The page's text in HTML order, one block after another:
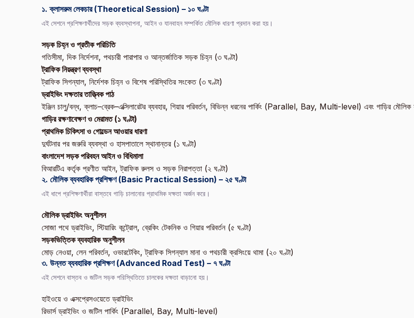
১. ক্লাসরুম লেকচার (Theoretical Session) – ১০ ঘণ্টা
এই সেশনে প্রশিক্ষণার্থীদের সড়ক ব্যবস্থাপনা, আইন ও যানবাহন সম্পর্কিত মৌলিক ধারণা প্রদান করা হয়।
সড়ক চিহ্ন ও প্রতীক পরিচিতি
গতিসীমা, দিক নির্দেশনা, পথচারী পারাপার ও আন্তর্জাতিক সড়ক চিহ্ন (৩ ঘণ্টা)
ট্রাফিক নিয়ন্ত্রণ ব্যবস্থা
ট্রাফিক সিগন্যাল, নির্দেশক চিহ্ন ও বিশেষ পরিস্থিতির সংকেত (৩ ঘণ্টা)
ড্রাইভিং দক্ষতার তাত্ত্বিক পাঠ
ইঞ্জিন চালু/বন্ধ, ক্লাচ–ব্রেক–এক্সিলারেটর ব্যবহার, গিয়ার পরিবর্তন, বিভিন্ন ধরনের পার্কিং (Parallel, Bay, Multi-level) এবং গাড়ির মৌলিক
গাড়ির রক্ষণাবেক্ষণ ও মেরামত (১ ঘণ্টা)
প্রাথমিক চিকিৎসা ও গোল্ডেন আওয়ার ধারণা
দুর্ঘটনার পর জরুরি ব্যবস্থা ও হাসপাতালে স্থানান্তর (১ ঘণ্টা)
বাংলাদেশ সড়ক পরিবহন আইন ও বিধিমালা
বিআরটিএ কর্তৃক প্রণীত আইন, ট্রাফিক রুলস ও সড়ক নিরাপত্তা (২ ঘণ্টা)
২. মৌলিক ব্যবহারিক প্রশিক্ষণ (Basic Practical Session) – ২৫ ঘণ্টা
এই ধাপে প্রশিক্ষণার্থীরা বাস্তবে গাড়ি চালানোর প্রাথমিক দক্ষতা অর্জন করে।
মৌলিক ড্রাইভিং অনুশীলন
সোজা পথে ড্রাইভিং, স্টিয়ারিং কন্ট্রোল, ব্রেকিং টেকনিক ও গিয়ার পরিবর্তন (৫ ঘণ্টা)
সড়কভিত্তিক ব্যবহারিক অনুশীলন
মোড় নেওয়া, লেন পরিবর্তন, ওভারটেকিং, ট্রাফিক সিগন্যাল মানা ও পথচারী ক্রসিংয়ে থামা (২০ ঘণ্টা)
৩. উন্নত ব্যবহারিক প্রশিক্ষণ (Advanced Road Test) – ৭ ঘণ্টা
এই সেশনে বাস্তব ও জটিল সড়ক পরিস্থিতিতে চালকের দক্ষতা বাড়ানো হয়।
হাইওয়ে ও এক্সপ্রেসওয়েতে ড্রাইভিং
রিভার্স ড্রাইভিং ও জটিল পার্কিং (Parallel, Bay, Multi-level)